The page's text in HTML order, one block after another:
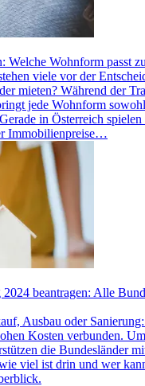
Welche Wohnform passt
viele vor der
mieten? Während der
jede Wohnform
in Österreich
Immobilienpreise…
beantragen: Alle
Ausbau oder
Kosten verbunden.
die Bundesländer
viel ist drin und wer